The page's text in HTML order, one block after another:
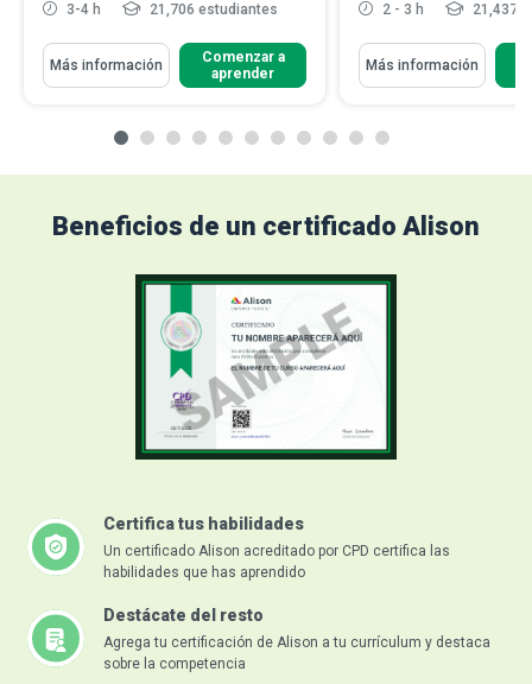
3-4 h
21,706 estudiantes
Más información
Comenzar a
aprender
2 - 3 h 21,437
Más información
Beneficios de un certificado Alison
Certifica tus habilidades
Un certificado Alison acreditado por CPD certifica las
habilidades que has aprendido
Destácate del resto
Agrega tu certificación de Alison a tu currículum y destaca
sobre la competencia